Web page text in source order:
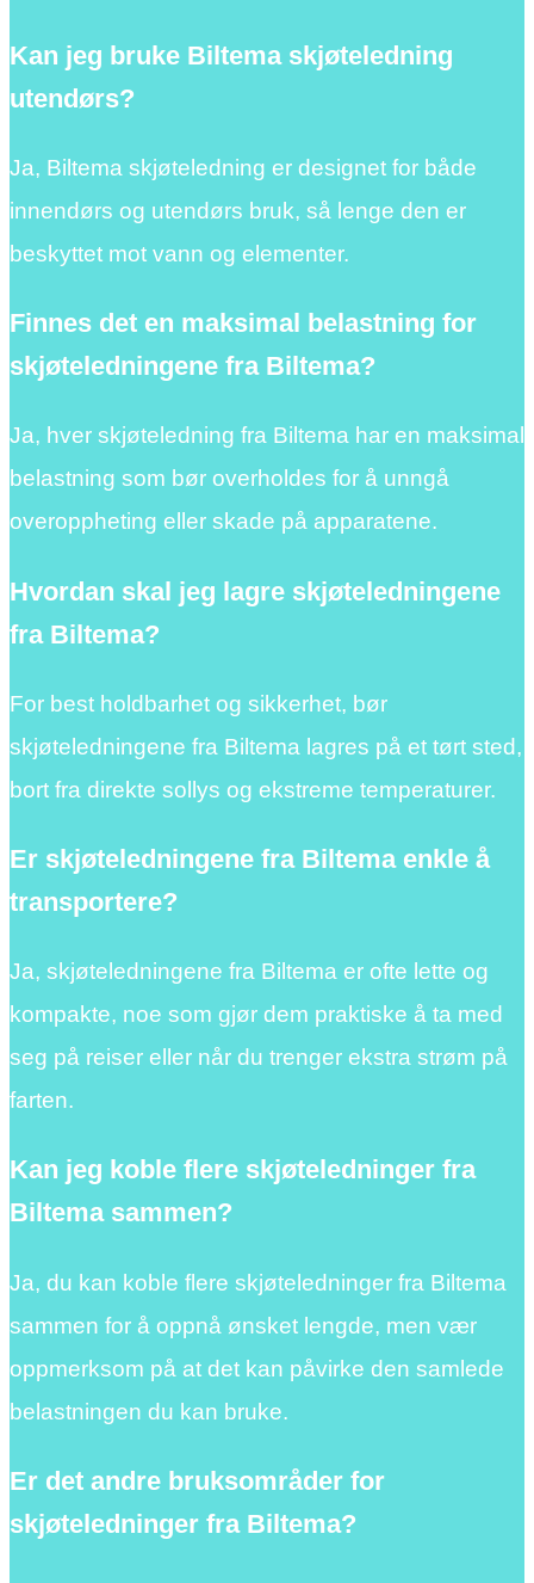
Kan jeg bruke Biltema skjøteledning
utendørs?
Ja, Biltema skjøteledning er designet for både
innendørs og utendørs bruk, så lenge den er
beskyttet mot vann og elementer.
Finnes det en maksimal belastning for
skjøteledningene fra Biltema?
Ja, hver skjøteledning fra Biltema har en maksimal
belastning som bør overholdes for å unngå
overoppheting eller skade på apparatene.
Hvordan skal jeg lagre skjøteledningene
fra Biltema?
For best holdbarhet og sikkerhet, bør
skjøteledningene fra Biltema lagres på et tørt sted,
bort fra direkte sollys og ekstreme temperaturer.
Er skjøteledningene fra Biltema enkle å
transportere?
Ja, skjøteledningene fra Biltema er ofte lette og
kompakte, noe som gjør dem praktiske å ta med
seg på reiser eller når du trenger ekstra strøm på
farten.
Kan jeg koble flere skjøteledninger fra
Biltema sammen?
Ja, du kan koble flere skjøteledninger fra Biltema
sammen for å oppnå ønsket lengde, men vær
oppmerksom på at det kan påvirke den samlede
belastningen du kan bruke.
Er det andre bruksområder for
skjøteledninger fra Biltema?